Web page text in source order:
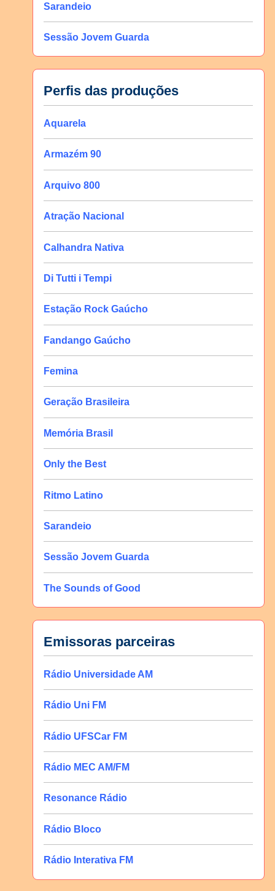
Sarandeio
Sessão Jovem Guarda
Perfis das produções
Aquarela
Armazém 90
Arquivo 800
Atração Nacional
Calhandra Nativa
Di Tutti i Tempi
Estação Rock Gaúcho
Fandango Gaúcho
Femina
Geração Brasileira
Memória Brasil
Only the Best
Ritmo Latino
Sarandeio
Sessão Jovem Guarda
The Sounds of Good
Emissoras parceiras
Rádio Universidade AM
Rádio Uni FM
Rádio UFSCar FM
Rádio MEC AM/FM
Resonance Rádio
Rádio Bloco
Rádio Interativa FM